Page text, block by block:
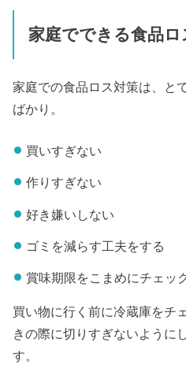
家庭でできる食品ロ
家庭での食品ロス対策は、と
ばかり。
買いすぎない
作りすぎない
好き嫌いしない
ゴミを減らす工夫をする
賞味期限をこまめにチェッ
買い物に行く前に冷蔵庫をチ
きの際に切りすぎないように
す。